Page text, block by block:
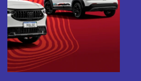
Previous
Próximo